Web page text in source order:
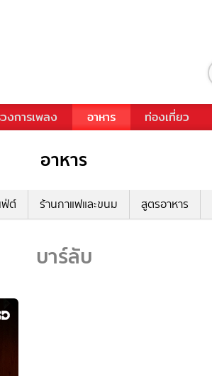
งการเพลง อาหาร ท่องเที่ยว
อาหาร
ฟ่ต์ ร้านกาแฟและขนม สูตรอาหาร
บาร์ลับ